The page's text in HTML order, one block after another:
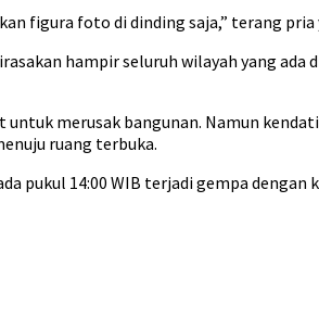
figura foto di dinding saja,” terang
hampir seluruh wilayah yang
merusak bangunan. Namun
ruang terbuka.
pukul 14:00 WIB terjadi gempa dengan